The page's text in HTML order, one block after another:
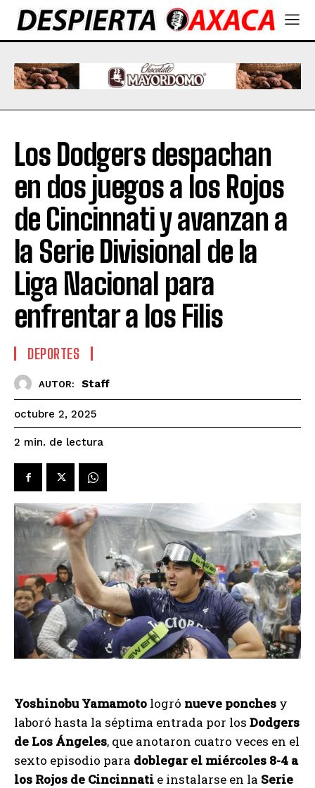
Los Dodgers despachan
en dos juegos a los Rojos
de Cincinnati y avanzan a
la Serie Divisional de la
Liga Nacional para
enfrentar a los Filis
DEPORTES
AUTOR: Staff
octubre 2, 2025
2 min. de lectura
Yoshinobu Yamamoto logró nueve ponches y
laboró hasta la séptima entrada por los Dodgers
de Los Ángeles, que anotaron cuatro veces en el
sexto episodio para doblegar el miércoles 8-4 a
los Rojos de Cincinnati e instalarse en la Serie